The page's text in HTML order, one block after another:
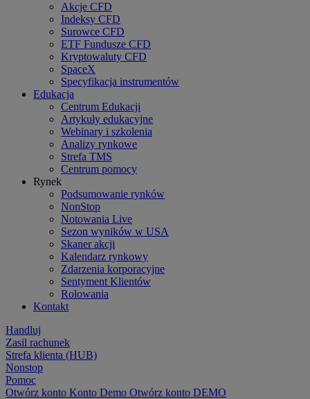
Akcje CFD
Indeksy CFD
Surowce CFD
ETF Fundusze CFD
Kryptowaluty CFD
SpaceX
Specyfikacja instrumentów
Edukacja
Centrum Edukacji
Artykuły edukacyjne
Webinary i szkolenia
Analizy rynkowe
Strefa TMS
Centrum pomocy
Rynek
Podsumowanie rynków
NonStop
Notowania Live
Sezon wyników w USA
Skaner akcji
Kalendarz rynkowy
Zdarzenia korporacyjne
Sentyment Klientów
Rolowania
Kontakt
Handluj
Zasil rachunek
Strefa klienta (HUB)
Nonstop
Pomoc
Otwórz konto Konto Demo Otwórz konto DEMO